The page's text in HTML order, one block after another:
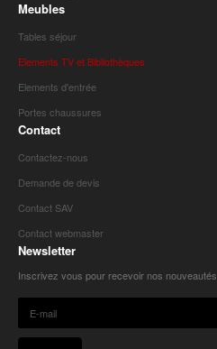
Meubles
Tables séjour
Elements TV et Bibliothèques
Elements d'entrée
Portes chaussures
Contact
Contactez-nous
Demande de devis
Contact SAV
Contact webmaster
Newsletter
Inscrivez vous pour recevoir nos nouveautés.